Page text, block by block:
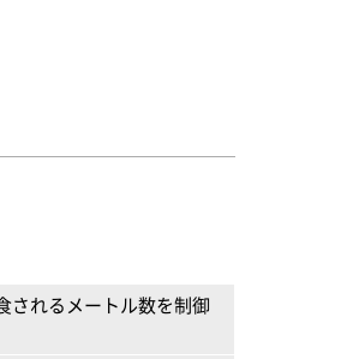
されるメートル数を制御